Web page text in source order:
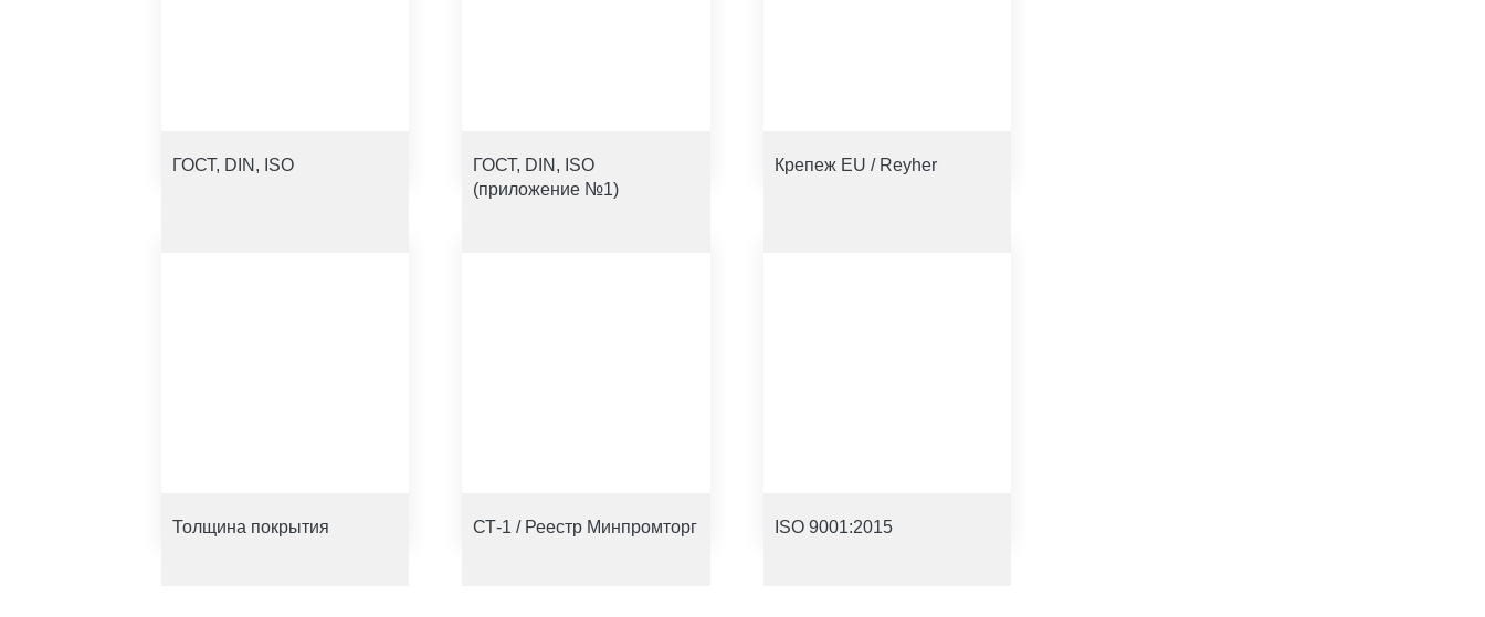
ГОСТ, DIN, ISO
ГОСТ, DIN, ISO
(приложение №1)
Крепеж EU / Reyher
Толщина покрытия СТ-1 / Реестр Минпромторг ISO 9001:2015